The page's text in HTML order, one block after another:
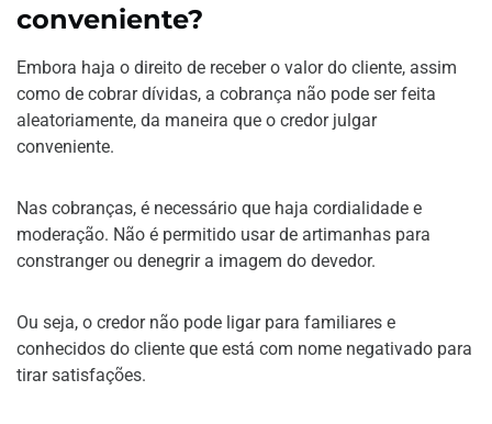
conveniente?
Embora haja o direito de receber o valor do cliente, assim
como de cobrar dívidas, a cobrança não pode ser feita
aleatoriamente, da maneira que o credor julgar
conveniente.
Nas cobranças, é necessário que haja cordialidade e
moderação. Não é permitido usar de artimanhas para
constranger ou denegrir a imagem do devedor.
Ou seja, o credor não pode ligar para familiares e
conhecidos do cliente que está com nome negativado para
tirar satisfações.